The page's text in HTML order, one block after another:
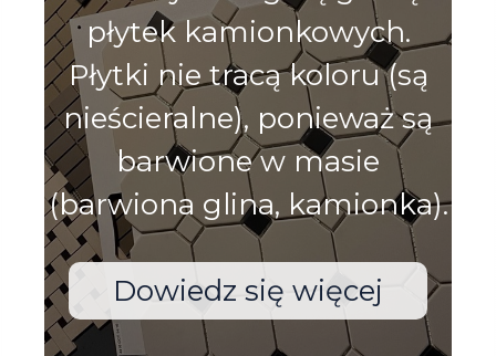
płytek kamionkowych.
Płytki nie tracą koloru (są
nieścieralne), ponieważ są
barwione w masie
(barwiona glina, kamionka).
Dowiedz się więcej